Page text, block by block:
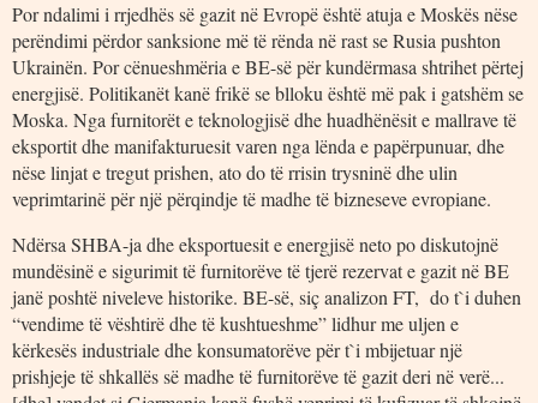
Por ndalimi i rrjedhës së gazit në Evropë është atuja e Moskës nëse
perëndimi përdor sanksione më të rënda në rast se Rusia pushton
Ukrainën. Por cënueshmëria e BE-së për kundërmasa shtrihet përtej
energjisë. Politikanët kanë frikë se blloku është më pak i gatshëm se
Moska. Nga furnitorët e teknologjisë dhe huadhënësit e mallrave të
eksportit dhe manifakturuesit varen nga lënda e papërpunuar, dhe
nëse linjat e tregut prishen, ato do të rrisin trysninë dhe ulin
veprimtarinë për një përqindje të madhe të bizneseve evropiane.
Ndërsa SHBA-ja dhe eksportuesit e energjisë neto po diskutojnë
mundësinë e sigurimit të furnitorëve të tjerë rezervat e gazit në BE
janë poshtë niveleve historike. BE-së, siç analizon FT, do t`i duhen
“vendime të vështirë dhe të kushtueshme” lidhur me uljen e
kërkesës industriale dhe konsumatorëve për t`i mbijetuar një
prishjeje të shkallës së madhe të furnitorëve të gazit deri në verë...